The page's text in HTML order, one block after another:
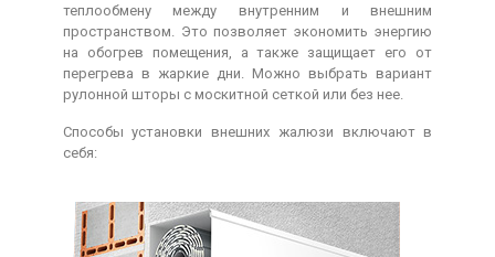
теплообмену между внутренним и внешним
пространством. Это позволяет экономить энергию
на обогрев помещения, а также защищает его от
перегрева в жаркие дни. Можно выбрать вариант
рулонной шторы с москитной сеткой или без нее.
Способы установки внешних жалюзи включают в
себя: